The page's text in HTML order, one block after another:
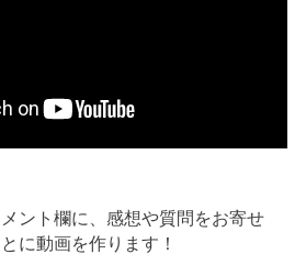
ント欄に、感想や質問をお寄せ
に動画を作ります！